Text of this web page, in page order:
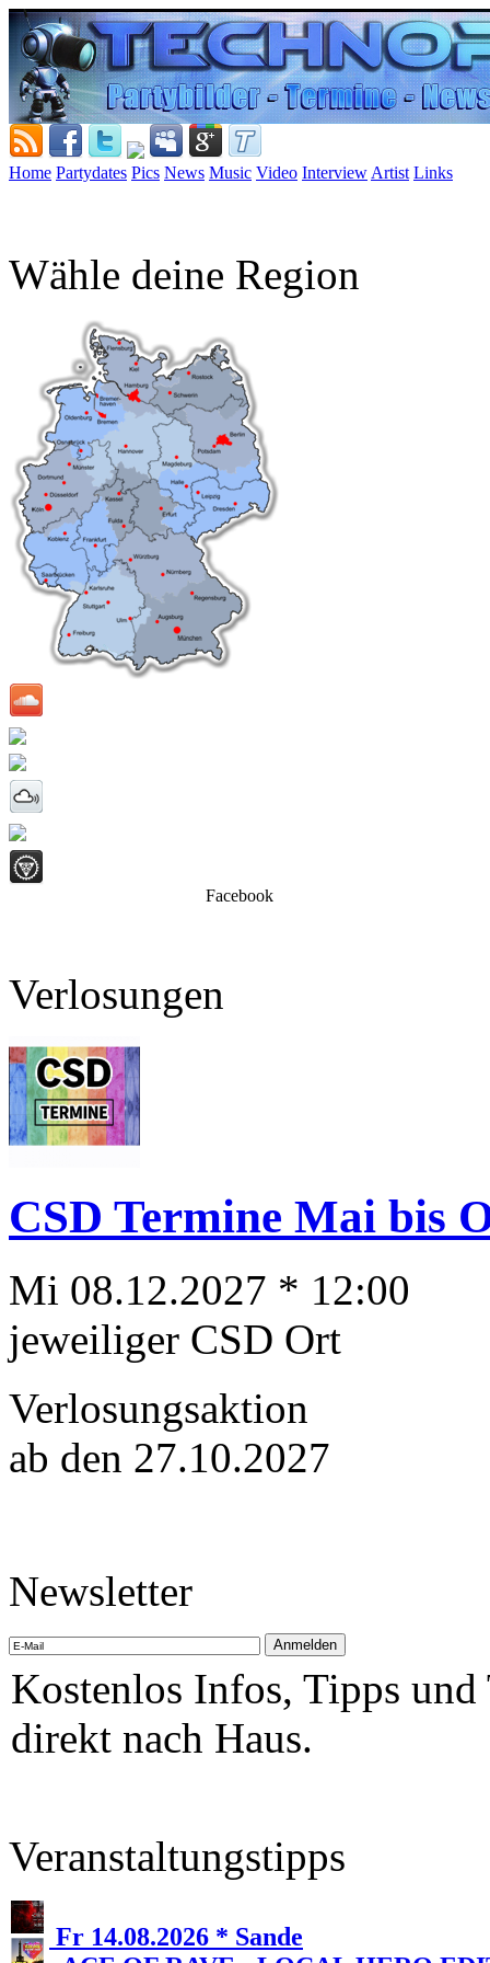
Home Partydates Pics News Music Video Interview Artist Links
Wähle deine Region
Facebook
Verlosungen
CSD Termine Mai bis
Mi 08.12.2027 * 12:00
jeweiliger CSD Ort
Verlosungsaktion
ab den 27.10.2027
Newsletter
Kostenlos Infos, Tipps
direkt nach Haus.
Veranstaltungstipps
Fr 14.08.2026 * Sande